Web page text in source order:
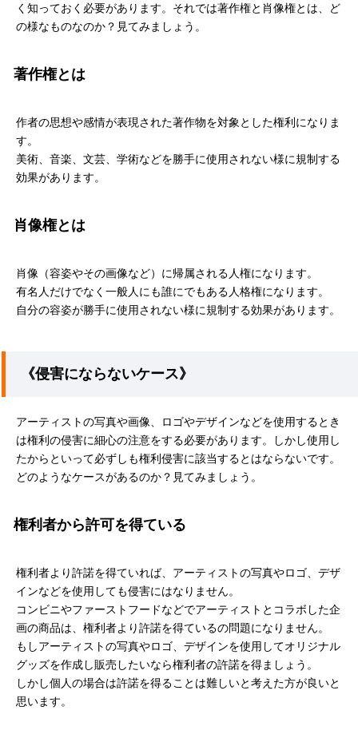
く知っておく必要があります。それでは著作権と肖像権とは、ど
の様なものなのか？見てみましょう。
著作権とは
作者の思想や感情が表現された著作物を対象とした権利になりま
す。
美術、音楽、文芸、学術などを勝手に使用されない様に規制する
効果があります。
肖像権とは
肖像（容姿やその画像など）に帰属される人権になります。
有名人だけでなく一般人にも誰にでもある人格権になります。
自分の容姿が勝手に使用されない様に規制する効果があります。
《侵害にならないケース》
アーティストの写真や画像、ロゴやデザインなどを使用するとき
は権利の侵害に細心の注意をする必要があります。しかし使用し
たからといって必ずしも権利侵害に該当するとはならないです。
どのようなケースがあるのか？見てみましょう。
権利者から許可を得ている
権利者より許諾を得ていれば、アーティストの写真やロゴ、デザ
インなどを使用しても侵害にはなりません。
コンビニやファーストフードなどでアーティストとコラボした企
画の商品は、権利者より許諾を得ているの問題になりません。
もしアーティストの写真やロゴ、デザインを使用してオリジナル
グッズを作成し販売したいなら権利者の許諾を得ましょう。
しかし個人の場合は許諾を得ることは難しいと考えた方が良いと
思います。